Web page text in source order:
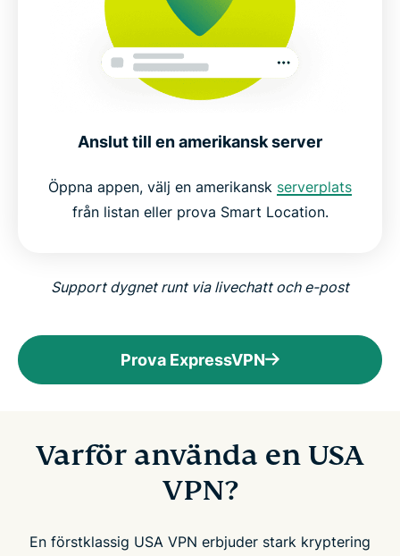
Anslut till en amerikansk server
Öppna appen, välj en amerikansk serverplats
från listan eller prova Smart Location.
Support dygnet runt via livechatt och e-post
Prova ExpressVPN
Varför använda en USA
VPN?
En förstklassig USA VPN erbjuder stark kryptering